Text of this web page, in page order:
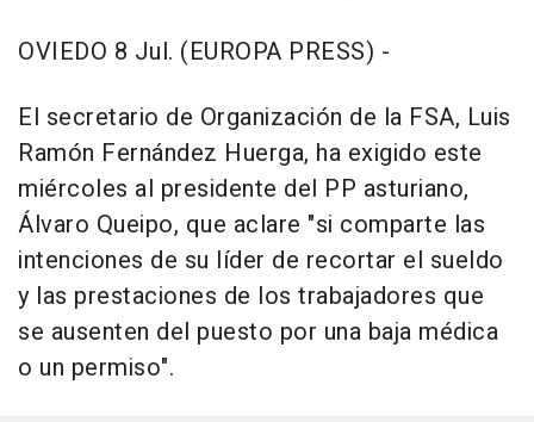
OVIEDO 8 Jul. (EUROPA PRESS) -
El secretario de Organización de la FSA, Luis
Ramón Fernández Huerga, ha exigido este
miércoles al presidente del PP asturiano,
Álvaro Queipo, que aclare "si comparte las
intenciones de su líder de recortar el sueldo
y las prestaciones de los trabajadores que
se ausenten del puesto por una baja médica
o un permiso".